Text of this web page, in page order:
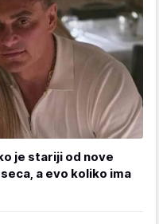
je stariji od nove
a evo koliko ima